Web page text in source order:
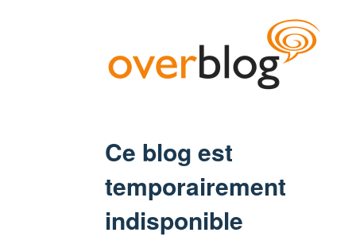
Ce blog est
temporairement
indisponible